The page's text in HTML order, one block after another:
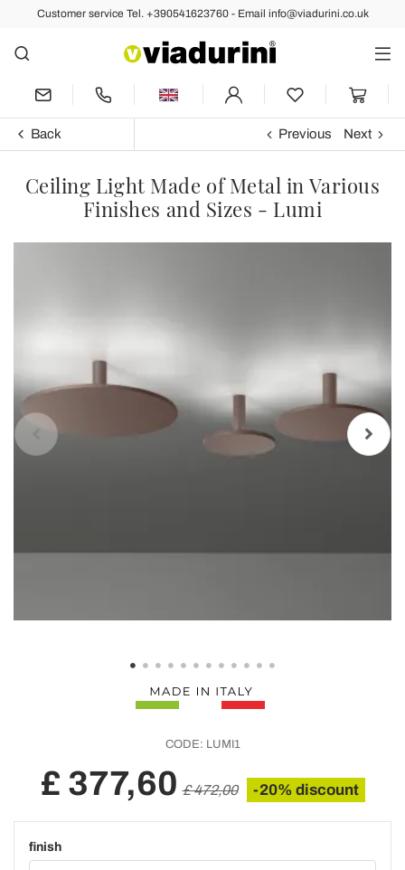
Customer service Tel. +390541623760 - Email info@viadurini.co.uk
Back Previous Next
Ceiling Light Made of Metal in Various
Finishes and Sizes - Lumi
CODE: LUMI1
£ 377,60 £ 472,00 -20% discount
finish